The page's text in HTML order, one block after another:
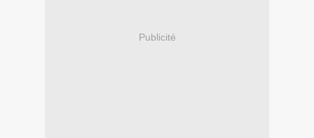
Publicité